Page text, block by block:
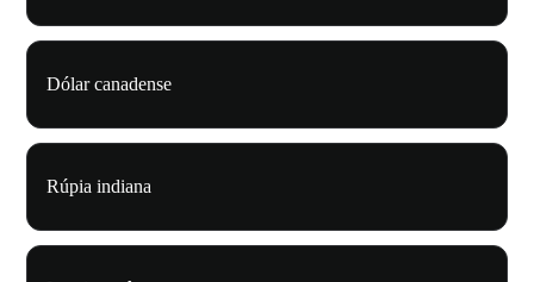
Dólar canadense
Rúpia indiana